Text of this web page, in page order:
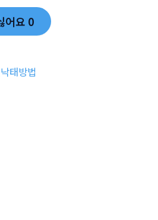
어요 0
태방법